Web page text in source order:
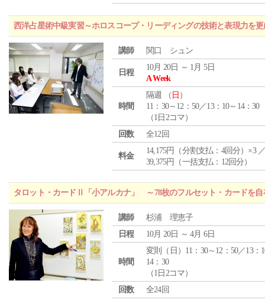
西洋占星術中級実習～ホロスコープ・リーディングの技術と表現力を
講師 関口 シュン
日程
10月 20日 ～ 1月 5日
A Week
時間
隔週 （ 日 ）
11：30～12：50／13：10～14：30
（1日2コマ）
回数
全12回
料金
14,175円（分割支払：4回分）×3
39,375円（一括支払：12回分）
タロット・カードⅡ「小アルカナ」 ～78枚のフルセット・カードを自
講師
杉浦 理恵子
日程
10月 20日 ～ 4月 6日
時間
変則（日）11：30～12：50／13：
14：30
（1日2コマ）
回数
全24回